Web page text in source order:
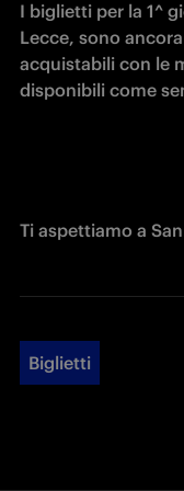
I biglietti per la 1^
Lecce, sono
acquistabili con le
disponibili come
Ti aspettiamo a
Biglietti